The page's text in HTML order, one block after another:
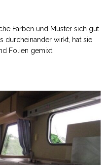
Farben und Muster sich gut
durcheinander wirkt, hat sie
Folien gemixt.